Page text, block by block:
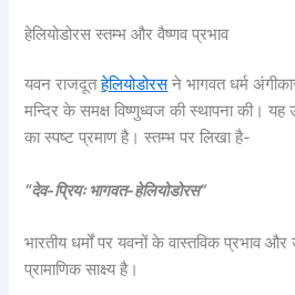
हेलियोडोरस स्तम्भ और वैष्णव प्रभाव
यवन राजदूतहेलियोडोरसने भागवत धर्म
मन्दिर के समक्ष विष्णुध्वज की स्थापना की।
का स्पष्ट प्रमाण है। स्तम्भ पर लिखा है-
“देव-प्रियः भागवत-हेलियोडोरस”
भारतीय धर्मों पर यवनों के वास्तविक प्रभाव
प्रामाणिक साक्ष्य है।